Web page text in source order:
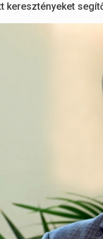
keresztényeket